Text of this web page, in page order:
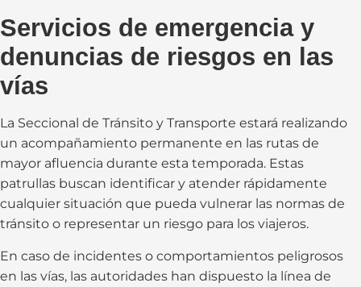
Servicios de emergencia y
denuncias de riesgos en las
vías
La Seccional de Tránsito y Transporte estará realizando
un acompañamiento permanente en las rutas de
mayor afluencia durante esta temporada. Estas
patrullas buscan identificar y atender rápidamente
cualquier situación que pueda vulnerar las normas de
tránsito o representar un riesgo para los viajeros.
En caso de incidentes o comportamientos peligrosos
en las vías, las autoridades han dispuesto la línea de